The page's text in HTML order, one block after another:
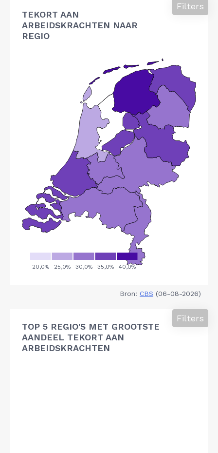
TEKORT AAN
ARBEIDSKRACHTEN NAAR
REGIO
Filters
Bron: CBS (06-08-2026)
TOP 5 REGIO'S MET GROOTSTE
AANDEEL TEKORT AAN
ARBEIDSKRACHTEN
Filters